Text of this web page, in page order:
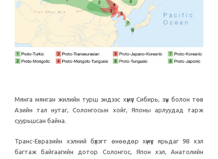
Мянга мянган жилийн турш эндээс хүмүүс Сибирь, зүүн болон төв
Азийн тал нутаг, Солонгосын хойг, Японы арлуудад тарж
суурьшсан байна.
Транс-Евразийн хэлний бүлэгт өнөөдөр хүмүүс ярьдаг 98 хэл
багтаж байгаагийн дотор Солонгос, Япон хэл, Анатолийн